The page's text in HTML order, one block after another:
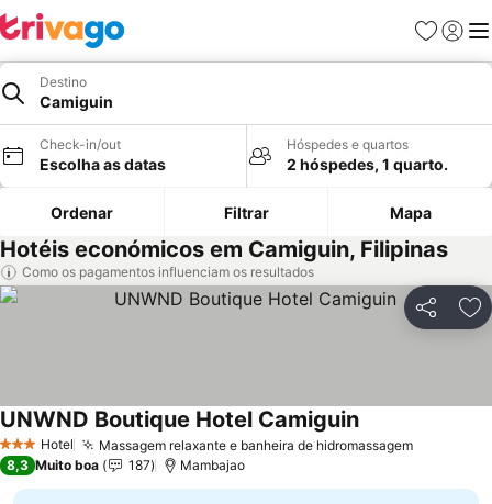
Favoritos
Iniciar
Destino
Camiguin
Check-in/out
Escolha as datas
Hóspedes e quartos
2 hóspedes, 1 quarto.
Ordenar Filtrar Mapa
Hotéis económicos em Camiguin, Filipinas
Como os pagamentos influenciam os resultados
Partilhar
3 EstrelasHotel Massagem relaxante e banheira de hidromassagem
UNWND Boutique Hotel Camiguin
8,3 Muito boa 187 Mambajao